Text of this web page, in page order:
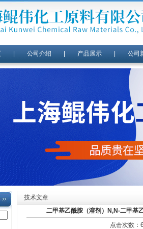
| 公司介绍 产品展示| 公司
技术文章
二甲基乙酰胺（溶剂）N,N-二甲基
点击次数：